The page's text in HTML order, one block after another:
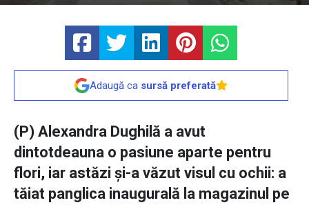
Adaugă ca sursă preferată
(P) Alexandra Dughilă a avut
dintotdeauna o pasiune aparte pentru
flori, iar astăzi și-a văzut visul cu ochii: a
tăiat panglica inaugurală la magazinul pe